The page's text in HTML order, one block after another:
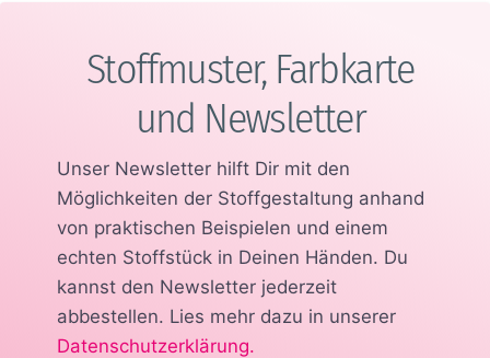
Stoffmuster, Farbkarte
und Newsletter
Unser Newsletter hilft Dir mit den
Möglichkeiten der Stoffgestaltung anhand
von praktischen Beispielen und einem
echten Stoffstück in Deinen Händen. Du
kannst den Newsletter jederzeit
abbestellen. Lies mehr dazu in unserer
Datenschutzerklärung.